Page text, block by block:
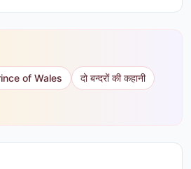
of Wales
दो बन्दरों की कहानी